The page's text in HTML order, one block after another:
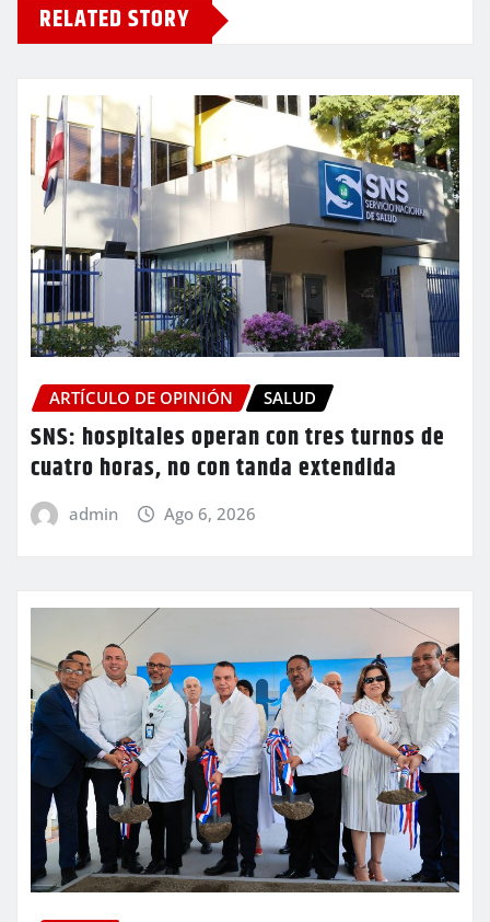
RELATED STORY
ARTÍCULO DE OPINIÓN SALUD
SNS: hospitales operan con tres turnos de
cuatro horas, no con tanda extendida
admin Ago 6, 2026